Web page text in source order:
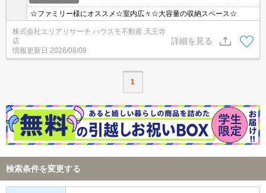
☆ファミリー様にオススメ☆室内広々☆大容量の収納スペース☆
株式会社エリアリサーチ ハウスモ不動産 天王寺
店
情報更新日 2026/08/09
詳細を見る
1
検索条件を変更する